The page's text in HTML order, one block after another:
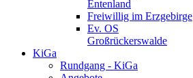
Entenland
Freiwillig im Erzgebirge
Ev. OS
Großrückerswalde
KiGa
Rundgang - KiGa